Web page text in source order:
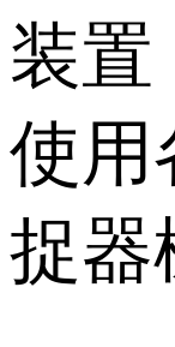
装置
使用
捉器